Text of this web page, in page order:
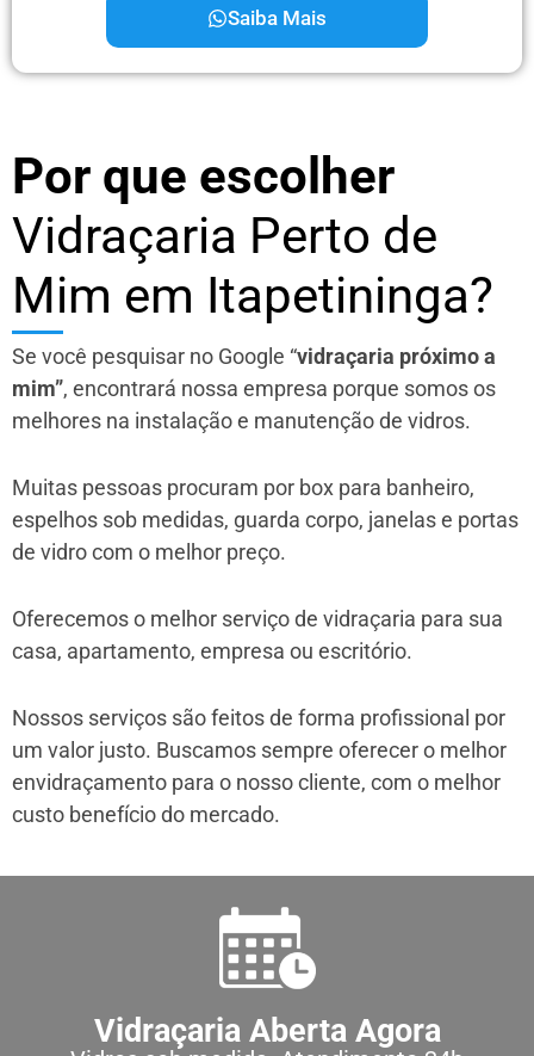
Saiba Mais
Por que escolher
Vidraçaria Perto de
Mim em Itapetininga?
Se você pesquisar no Google “vidraçaria próximo a
mim”, encontrará nossa empresa porque somos os
melhores na instalação e manutenção de vidros.
Muitas pessoas procuram por box para banheiro,
espelhos sob medidas, guarda corpo, janelas e portas
de vidro com o melhor preço.
Oferecemos o melhor serviço de vidraçaria para sua
casa, apartamento, empresa ou escritório.
Nossos serviços são feitos de forma profissional por
um valor justo. Buscamos sempre oferecer o melhor
envidraçamento para o nosso cliente, com o melhor
custo benefício do mercado.
Vidraçaria Aberta Agora